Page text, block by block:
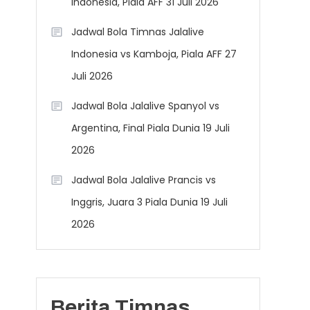
Jadwal Bola Timnas Jalalive
Indonesia vs Kamboja, Piala AFF 27
Juli 2026
Jadwal Bola Jalalive Spanyol vs
Argentina, Final Piala Dunia 19 Juli
2026
Jadwal Bola Jalalive Prancis vs
Inggris, Juara 3 Piala Dunia 19 Juli
2026